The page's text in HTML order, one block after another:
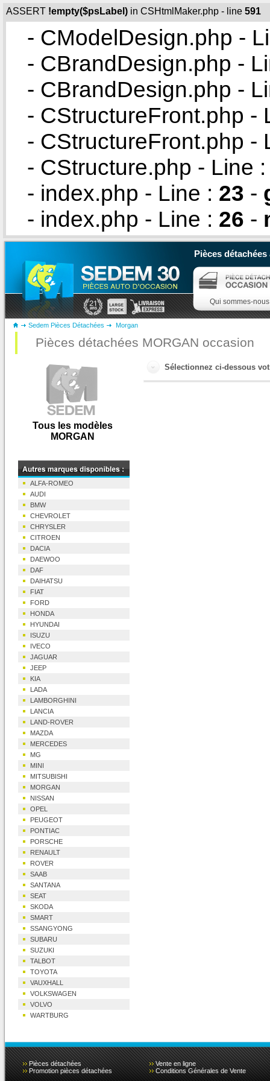
ASSERT !empty($psLabel) in CSHtmlMaker.php - line 591
- CModelDesign.php -
- CBrandDesign.php -
- CBrandDesign.php -
- CStructureFront.php -
- CStructureFront.php -
- CStructure.php - Line
- index.php - Line : 23 -
- index.php - Line : 26 -
Pièces
Qui sommes-
Sedem Pièces Détachées Morgan
Pièces détachées MORGAN occasion
Tous les modèles
MORGAN
ALFA-ROMEO
AUDI
BMW
CHEVROLET
CHRYSLER
CITROEN
DACIA
DAEWOO
DAF
DAIHATSU
FIAT
FORD
HONDA
HYUNDAI
ISUZU
IVECO
JAGUAR
JEEP
KIA
LADA
LAMBORGHINI
LANCIA
LAND-ROVER
MAZDA
MERCEDES
MG
MINI
MITSUBISHI
MORGAN
NISSAN
OPEL
PEUGEOT
PONTIAC
PORSCHE
RENAULT
ROVER
SAAB
SANTANA
SEAT
SKODA
SMART
SSANGYONG
SUBARU
SUZUKI
TALBOT
TOYOTA
VAUXHALL
VOLKSWAGEN
VOLVO
WARTBURG
Sélectionnez ci-dessous
Pièces détachées
Vente en ligne
Promotion pièces détachées
Conditions Générales de Vente